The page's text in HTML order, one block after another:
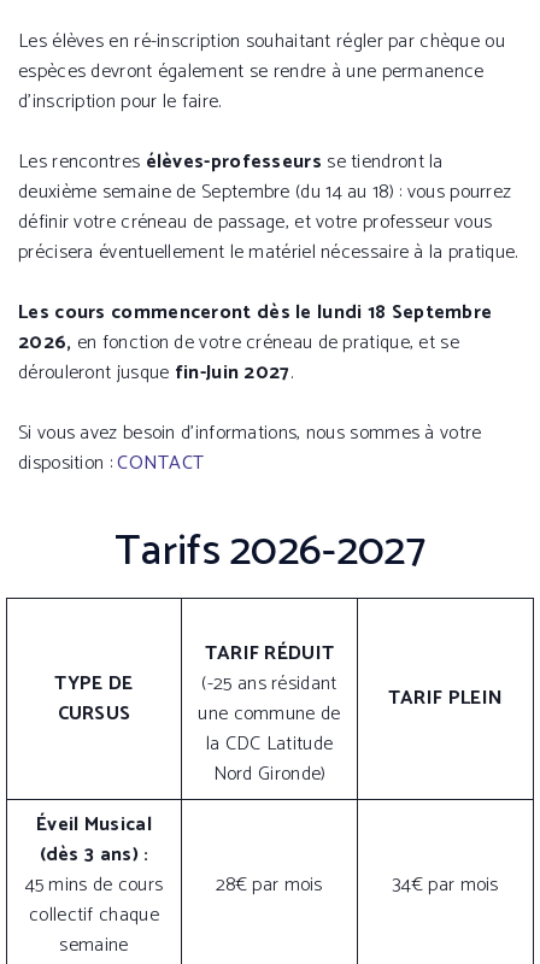
Les élèves en ré-inscription souhaitant régler par chèque ou
espèces devront également se rendre à une permanence
d’inscription pour le faire.
Les rencontres élèves-professeurs se tiendront la
deuxième semaine de Septembre (du 14 au 18) : vous pourrez
définir votre créneau de passage, et votre professeur vous
précisera éventuellement le matériel nécessaire à la pratique.
Les cours commenceront dès le lundi 18 Septembre
2026, en fonction de votre créneau de pratique, et se
dérouleront jusque fin-Juin 2027.
Si vous avez besoin d’informations, nous sommes à votre
disposition :CONTACT
Tarifs 2026-2027
TYPE DE
CURSUS
TARIF RÉDUIT
(-25 ans résidant
une commune de
la CDC Latitude
Nord Gironde)
TARIF PLEIN
Éveil Musical
(dès 3 ans) :
45 mins de cours
collectif chaque
semaine
28€ par mois 34€ par mois